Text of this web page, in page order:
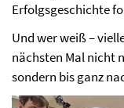
Erfolgsgeschichte
Und wer weiß –
nächsten Mal nicht
sondern bis ganz